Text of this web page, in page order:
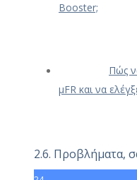
Booster;
Πώς
μFR και να
2.6. Προβλήματα,